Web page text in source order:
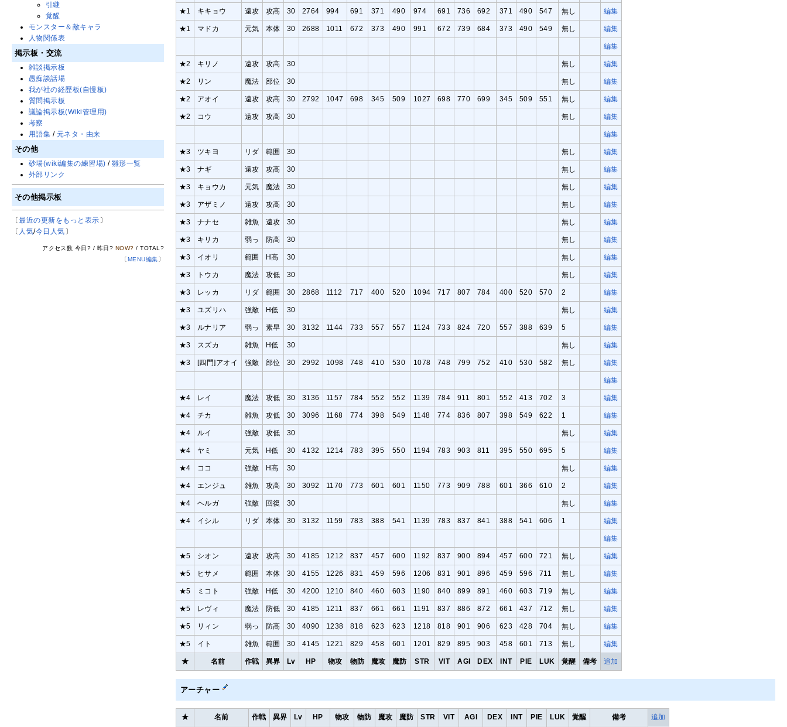
★ 名前 作戦 異界 Lv HP 物攻 物防 魔攻 魔防 STR VIT AGI DEX INT PIE LUK 覚醒 備考 追加
★1 キキョウ 遠攻 攻高 30 2764 994 691 371 490 974 691 736 692 371 490 547 無し 編集
★1 マドカ 元気 本体 30 2688 1011 672 373 490 991 672 739 684 373 490 549 無し 編集
編集
★2 キリノ 遠攻 攻高 30 無し 編集
★2 リン 魔法 部位 30 無し 編集
★2 アオイ 遠攻 攻高 30 2792 1047 698 345 509 1027 698 770 699 345 509 551 無し 編集
★2 コウ 遠攻 攻高 30 無し 編集
編集
★3 ツキヨ リダ 範囲 30 無し 編集
★3 ナギ 遠攻 攻高 30 無し 編集
★3 キョウカ 元気 魔法 30 無し 編集
★3 アザミノ 遠攻 攻高 30 無し 編集
★3 ナナセ 雑魚 遠攻 30 無し 編集
★3 キリカ 弱っ 防高 30 無し 編集
★3 イオリ 範囲 H高 30 無し 編集
★3 トウカ 魔法 攻低 30 無し 編集
★3 レッカ リダ 範囲 30 2868 1112 717 400 520 1094 717 807 784 400 520 570 2 編集
★3 ユズリハ 強敵 H低 30 無し 編集
★3 ルナリア 弱っ 素早 30 3132 1144 733 557 557 1124 733 824 720 557 388 639 5 編集
★3 スズカ 雑魚 H低 30 無し 編集
★3 [四門]アオイ 強敵 部位 30 2992 1098 748 410 530 1078 748 799 752 410 530 582 無し 編集
編集
★4 レイ 魔法 攻低 30 3136 1157 784 552 552 1139 784 911 801 552 413 702 3 編集
★4 チカ 雑魚 攻低 30 3096 1168 774 398 549 1148 774 836 807 398 549 622 1 編集
★4 ルイ 強敵 攻低 30 無し 編集
★4 ヤミ 元気 H低 30 4132 1214 783 395 550 1194 783 903 811 395 550 695 5 編集
★4 ココ 強敵 H高 30 無し 編集
★4 エンジュ 雑魚 攻高 30 3092 1170 773 601 601 1150 773 909 788 601 366 610 2 編集
★4 ヘルガ 強敵 回復 30 無し 編集
★4 イシル リダ 本体 30 3132 1159 783 388 541 1139 783 837 841 388 541 606 1 編集
編集
★5 シオン 遠攻 攻高 30 4185 1212 837 457 600 1192 837 900 894 457 600 721 無し 編集
★5 ヒサメ 範囲 本体 30 4155 1226 831 459 596 1206 831 901 896 459 596 711 無し 編集
★5 ミコト 強敵 H低 30 4200 1210 840 460 603 1190 840 899 891 460 603 719 無し 編集
★5 レヴィ 魔法 防低 30 4185 1211 837 661 661 1191 837 886 872 661 437 712 無し 編集
★5 リィン 弱っ 防高 30 4090 1238 818 623 623 1218 818 901 906 623 428 704 無し 編集
★5 イト 雑魚 範囲 30 4145 1221 829 458 601 1201 829 895 903 458 601 713 無し 編集
アーチャー
★ 名前 作戦 異界 Lv HP 物攻 物防 魔攻 魔防 STR VIT AGI DEX INT PIE LUK 覚醒 備考 追加
引継
覚醒
モンスター＆敵キャラ
人物関係表
掲示板・交流
雑談掲示板
愚痴談話場
我が社の経歴板(自慢板)
質問掲示板
議論掲示板(Wiki管理用)
考察
用語集 / 元ネタ・由来
その他
砂場(wiki編集の練習場) / 雛形一覧
外部リンク
その他掲示板
〔最近の更新をもっと表示 〕
〔 人気/今日人気 〕
アクセス数 今日 ? / 昨日 ? NOW? / TOTAL ?
〔MENU編集〕